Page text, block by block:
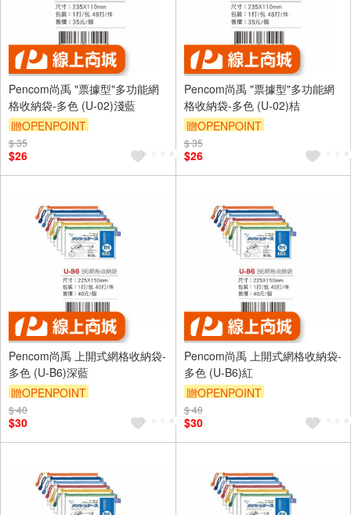
Pencom尚禹 "票據型"多功能網
格收納袋-多色 (U-02)淺藍
贈OPENPOINT
$ 35
$26
Pencom尚禹 "票據型"多功能網
格收納袋-多色 (U-02)桔
贈OPENPOINT
$ 35
$26
Pencom尚禹 上開式網格收納袋-
多色 (U-B6)深藍
贈OPENPOINT
$ 40
$30
Pencom尚禹 上開式網格收納袋-
多色 (U-B6)紅
贈OPENPOINT
$ 40
$30